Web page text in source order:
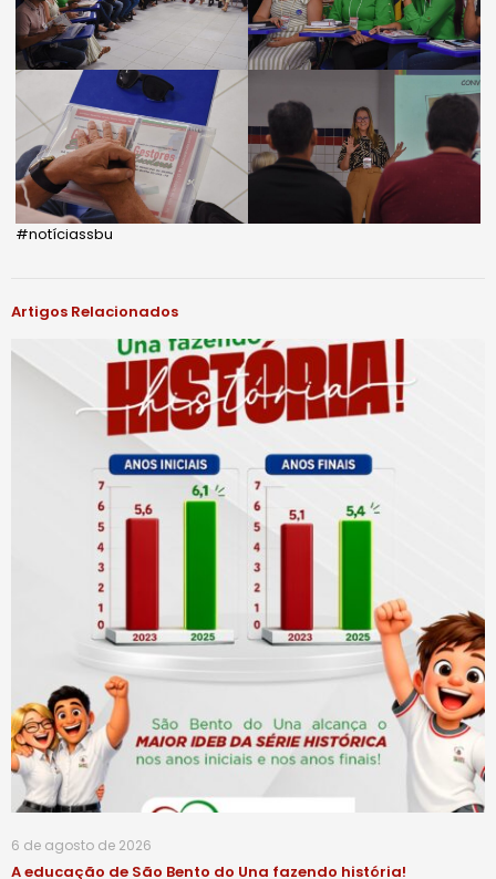
#notíciassbu
Artigos Relacionados
6 de agosto de 2026
A educação de São Bento do Una fazendo história!